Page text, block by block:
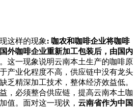
这样的现象: 咖农和咖啡企业将咖啡
外咖啡企业重新加工包装后，由国内
。这一现象说明云南本土生产的咖啡原
产业化程度不高，供应链中没有龙头
乏精深加工技术，整体经济效益低。
，必须整合供应链，提高云南本土咖
值。面对这一现状， 云南省作为中国